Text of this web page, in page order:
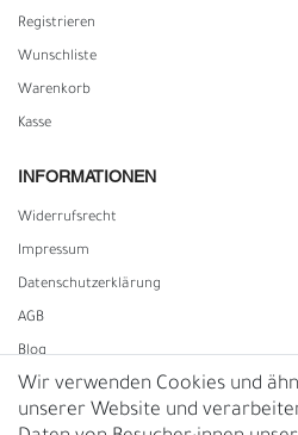
Registrieren
Wunschliste
Warenkorb
Kasse
INFORMATIONEN
Widerrufs­recht
Impressum
Daten­schutz­erklärung
AGB
Blog
Vertrag widerrufen
Wir verwenden Cookies und
unserer Website und